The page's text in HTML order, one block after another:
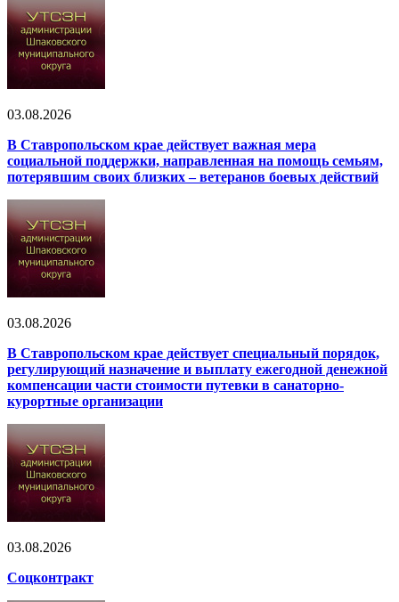
03.08.2026
В Ставропольском крае действует важная мера
социальной поддержки, направленная на помощь семьям,
потерявшим своих близких – ветеранов боевых действий
03.08.2026
В Ставропольском крае действует специальный порядок,
регулирующий назначение и выплату ежегодной денежной
компенсации части стоимости путевки в санаторно-
курортные организации
03.08.2026
Соцконтракт